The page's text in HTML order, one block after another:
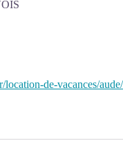
de-vacances/